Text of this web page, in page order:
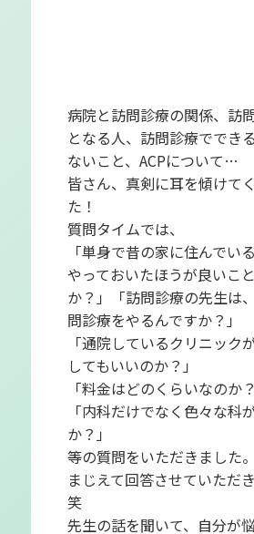
病院と訪問診療の関係、訪
となる人、訪問診療ででき
ないこと、ACPについて…
皆さん、真剣に耳を傾けて
た！
質問タイムでは、
「単身で昔の家に住んでい
やっておいたほうが良いこ
か？」「訪問診療の先生は
問診療をやるんですか？」
「通院しているクリニック
してもいいのか？」
「料金はどのくらいなのか？
「内科だけでなく色々な科
か？」
等の質問をいただきました
まじえて回答させていただ
笑
先生の話を聞いて、自分が